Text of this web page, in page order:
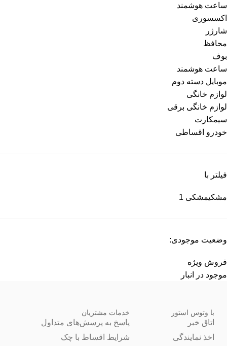
ساعت هوشمند
اکسسوری
شارژر
محافظ
بوف
ساعت هوشمند
موبایل دسته دوم
لوازم خانگی
لوازم خانگی برقی
سیمکارت
خودرو اقساطی
فیلتر با
مشکیمشکی 1
وضعیت موجودی:
فروش ویژه
موجود در انبار
با وتوس استور
اتاق خبر
اخذ نمایندگی
خدمات مشتریان
پاسخ به پرسش‌های متداول
شرایط اقساط با چک